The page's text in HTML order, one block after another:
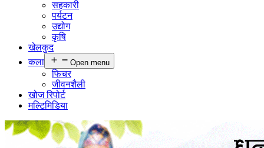
सहकारी
पर्यटन
उद्योग
कृषि
खेलकुद
कला
Open menu
फिचर
जीवनशैली
खोज रिपोर्ट
मल्टिमिडिया